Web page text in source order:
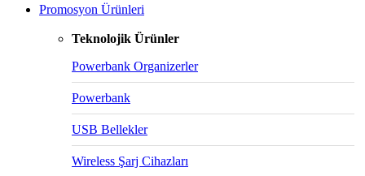
Promosyon Ürünleri
Teknolojik Ürünler
Powerbank Organizerler
Powerbank
USB Bellekler
Wireless Şarj Cihazları